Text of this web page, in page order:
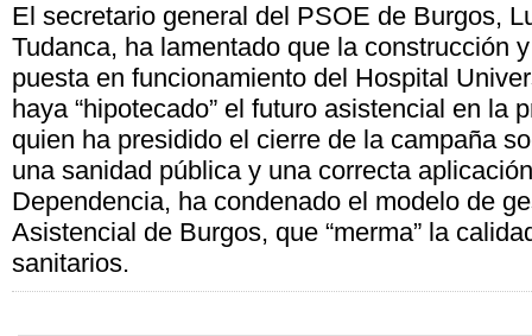
El secretario general del PSOE de Burgos,
Tudanca, ha lamentado que la construcción y
puesta en funcionamiento del Hospital
haya “hipotecado” el futuro asistencial en la
quien ha presidido el cierre de la campaña
una sanidad pública y una correcta
Dependencia, ha condenado el modelo de
Asistencial de Burgos, que “merma” la
sanitarios.